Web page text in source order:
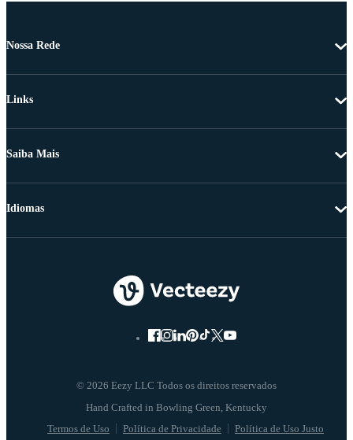
Nossa Rede
Links
Saiba Mais
© 2026 Eezy LLC Todos os direitos reservados
Termos de Uso Política de Privacidade Política de Uso Justo
Idiomas